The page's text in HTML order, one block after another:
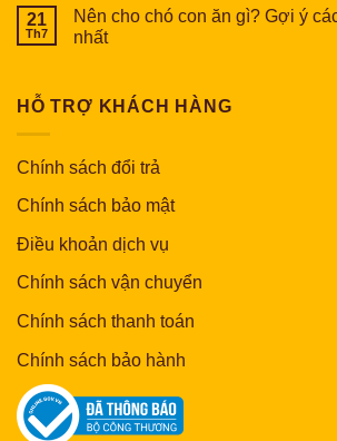
21
Th7
Nên cho chó con ăn gì? Gợi ý
nhất
HỖ TRỢ KHÁCH HÀNG
Chính sách đổi trả
Chính sách bảo mật
Điều khoản dịch vụ
Chính sách vận chuyển
Chính sách thanh toán
Chính sách bảo hành